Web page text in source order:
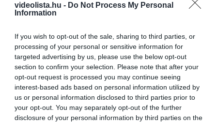
videolista.hu - Do Not Process My Personal
Information
If you wish to opt-out of the sale, sharing to third parties, or
processing of your personal or sensitive information for
targeted advertising by us, please use the below opt-out
section to confirm your selection. Please note that after your
opt-out request is processed you may continue seeing
interest-based ads based on personal information utilized by
us or personal information disclosed to third parties prior to
your opt-out. You may separately opt-out of the further
disclosure of your personal information by third parties on the
Your Body!
More
212 65 147
5 h 50 min